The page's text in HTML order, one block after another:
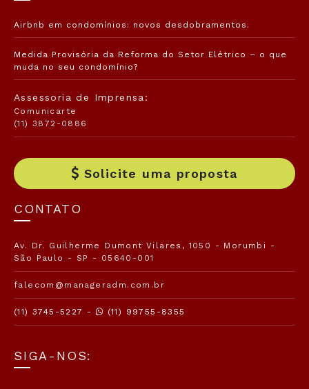
Airbnb em condomínios: novos desdobramentos.
Medida Provisória da Reforma do Setor Elétrico – o que
muda no seu condomínio?
Assessoria de Imprensa:
Comunicarte
(11) 3872-0886
Solicite uma proposta
CONTATO
Av. Dr. Guilherme Dumont Vilares, 1050 - Morumbi -
São Paulo - SP - 05640-001
falecom@manageradm.com.br
(11) 3745-5227 - (11) 99755-8355
SIGA-NOS: